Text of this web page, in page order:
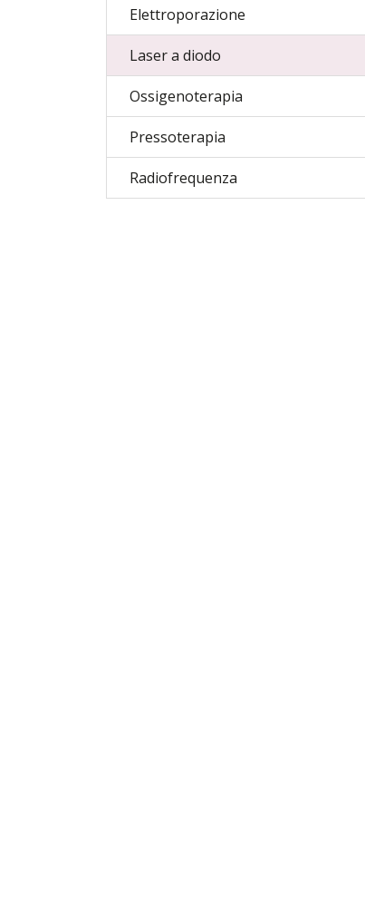
Elettroporazione
Laser a diodo
Ossigenoterapia
Pressoterapia
Radiofrequenza